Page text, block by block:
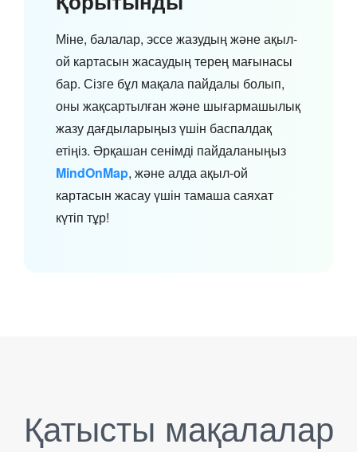
Міне, балалар, эссе жазудың және ақыл-
ой картасын жасаудың терең мағынасы
бар. Сізге бұл мақала пайдалы болып,
оны жақсартылған және шығармашылық
жазу дағдыларыңыз үшін баспалдақ
етіңіз. Әрқашан сенімді пайдаланыңыз
MindOnMap, және алда ақыл-ой
картасын жасау үшін тамаша саяхат
күтіп тұр!
Қатысты мақалалар